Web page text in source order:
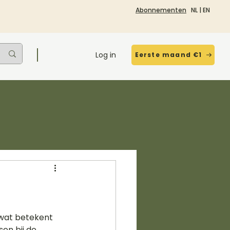
Abonnementen NL | EN
Log in Eerste maand €1
betekent